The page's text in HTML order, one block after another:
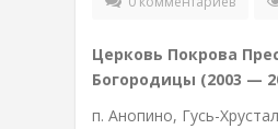
Церковь Покрова
Богородицы (2003 —
п. Анопино, Гусь-